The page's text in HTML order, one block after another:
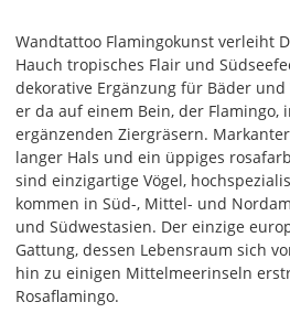
auf
das
Farbvorschau-
Bild,
öffnet
sich
die
Farbvorschau
entsprechend
Deiner
Farbauswahl.
Wandtattoo Flamingokunst verleiht
Hauch tropisches Flair und
dekorative Ergänzung für Bäder
er da auf einem Bein, der Flamingo,
ergänzenden Ziergräsern.
langer Hals und ein üppiges
sind einzigartige Vögel,
kommen in Süd-, Mittel- und
und Südwestasien. Der einzige
Gattung, dessen Lebensraum sich
hin zu einigen Mittelmeerinseln
Rosaflamingo.